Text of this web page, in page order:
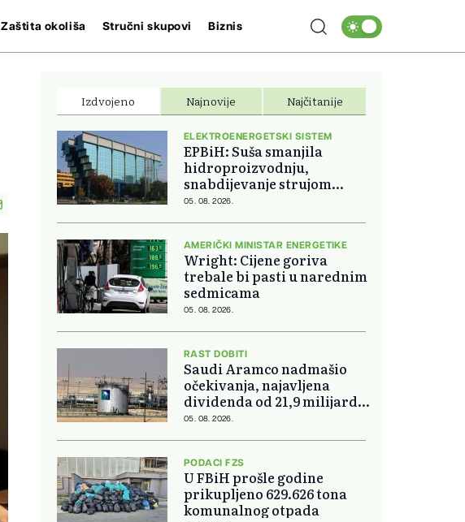
Zaštita okoliša Stručni skupovi Biznis
Izdvojeno Najnovije Najčitanije
ELEKTROENERGETSKI SISTEM
EPBiH: Suša smanjila
hidroproizvodnju,
snabdijevanje strujom
ostaje stabilno
05. 08. 2026.
AMERIČKI MINISTAR ENERGETIKE
Wright: Cijene goriva
trebale bi pasti u narednim
sedmicama
05. 08. 2026.
RAST DOBITI
Saudi Aramco nadmašio
očekivanja, najavljena
dividenda od 21,9 milijardi
dolara
05. 08. 2026.
PODACI FZS
U FBiH prošle godine
prikupljeno 629.626 tona
komunalnog otpada